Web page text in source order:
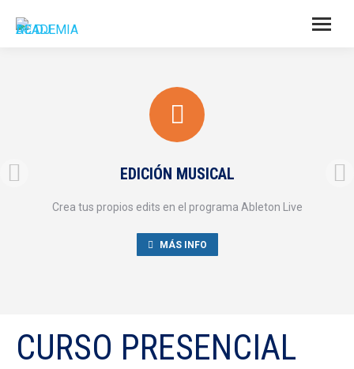
EDICIÓN MUSICAL
Crea tus propios edits en el programa Ableton Live
MÁS INFO
CURSO PRESENCIAL